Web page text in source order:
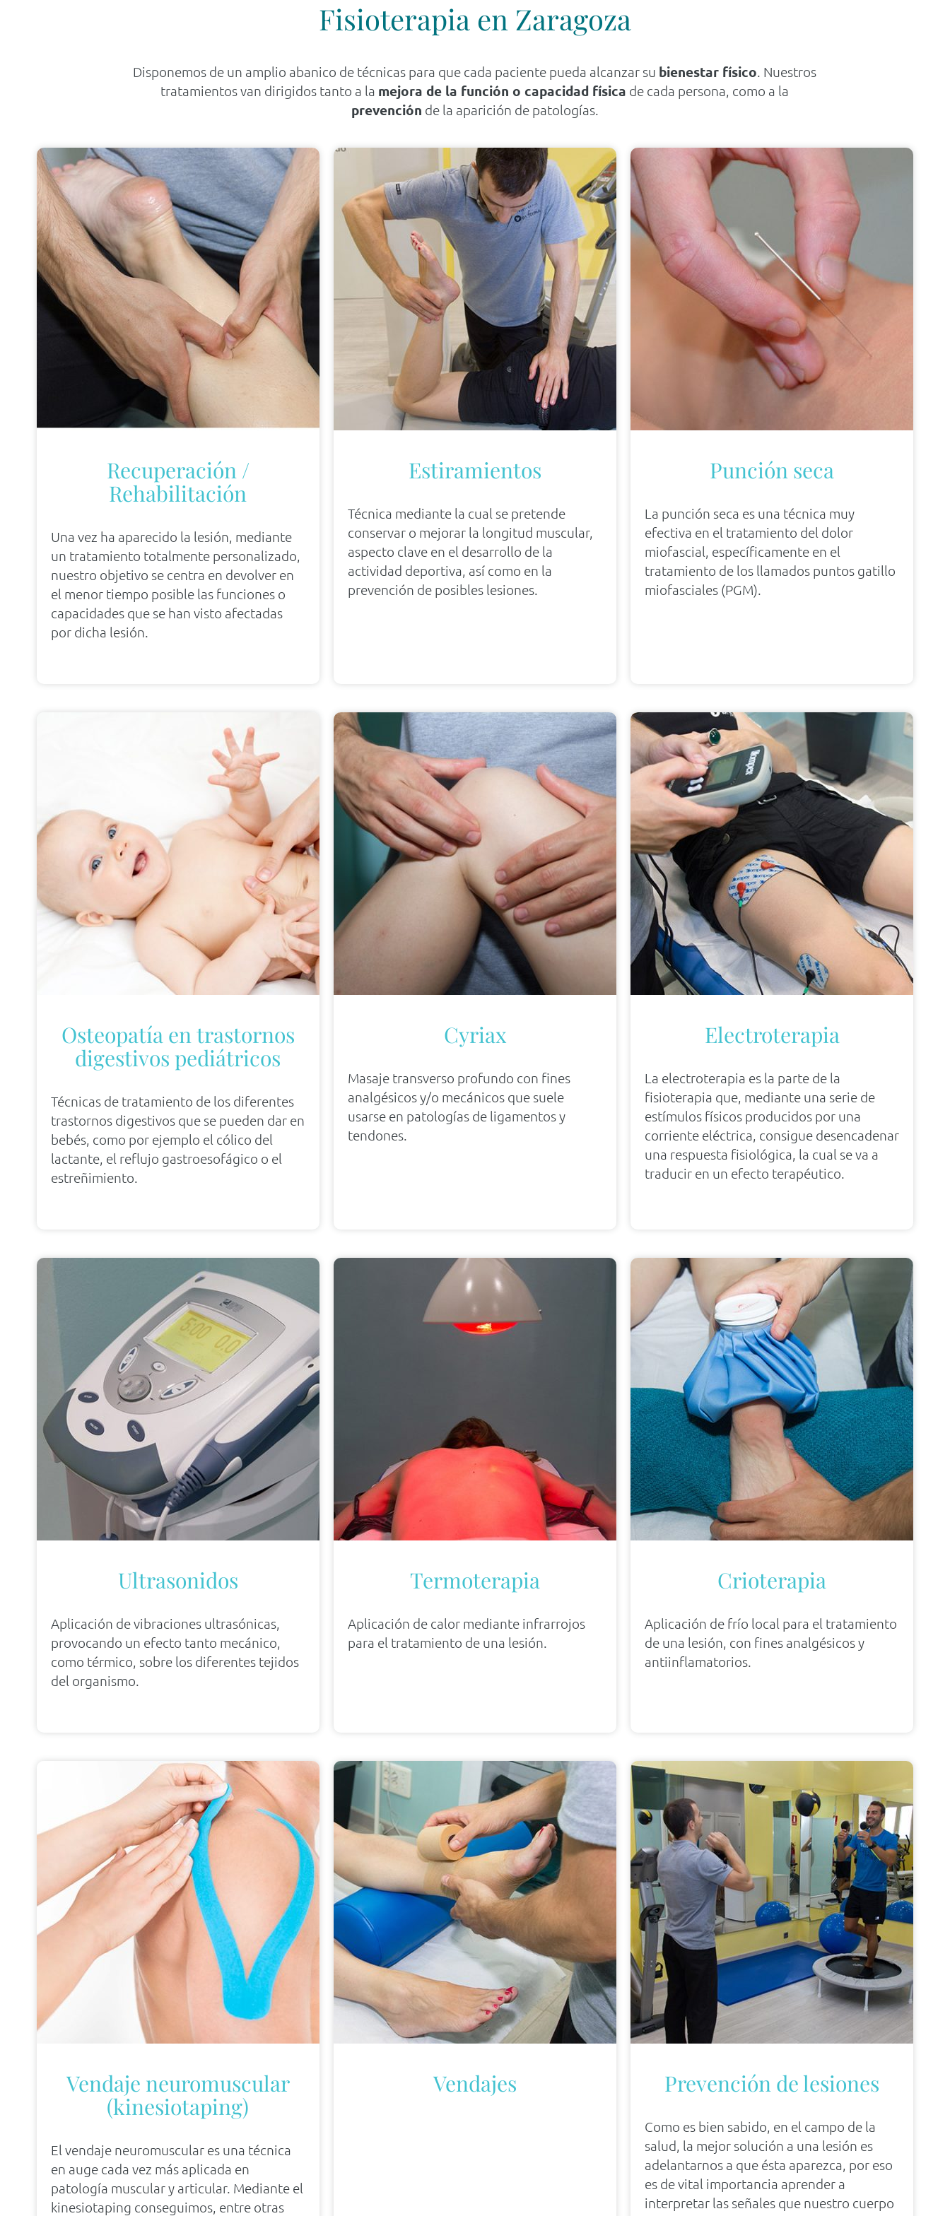
Fisioterapia en Zaragoza
Disponemos de un amplio abanico de técnicas para que cada paciente pueda alcanzar su bienestar físico. Nuestros
tratamientos van dirigidos tanto a la mejora de la función o capacidad física de cada persona, como a la
prevención de la aparición de patologías.
Recuperación /
Rehabilitación
Una vez ha aparecido la lesión, mediante
un tratamiento totalmente personalizado,
nuestro objetivo se centra en devolver en
el menor tiempo posible las funciones o
capacidades que se han visto afectadas
por dicha lesión.
Estiramientos
Técnica mediante la cual se pretende
conservar o mejorar la longitud muscular,
aspecto clave en el desarrollo de la
actividad deportiva, así como en la
prevención de posibles lesiones.
Punción seca
La punción seca es una técnica muy
efectiva en el tratamiento del dolor
miofascial, específicamente en el
tratamiento de los llamados puntos gatillo
miofasciales (PGM).
Osteopatía en trastornos
digestivos pediátricos
Técnicas de tratamiento de los diferentes
trastornos digestivos que se pueden dar en
bebés, como por ejemplo el cólico del
lactante, el reflujo gastroesofágico o el
estreñimiento.
Cyriax
Masaje transverso profundo con fines
analgésicos y/o mecánicos que suele
usarse en patologías de ligamentos y
tendones.
Electroterapia
La electroterapia es la parte de la
fisioterapia que, mediante una serie de
estímulos físicos producidos por una
corriente eléctrica, consigue desencadenar
una respuesta fisiológica, la cual se va a
traducir en un efecto terapéutico.
Ultrasonidos
Aplicación de vibraciones ultrasónicas,
provocando un efecto tanto mecánico,
como térmico, sobre los diferentes tejidos
del organismo.
Termoterapia
Aplicación de calor mediante infrarrojos
para el tratamiento de una lesión.
Crioterapia
Aplicación de frío local para el tratamiento
de una lesión, con fines analgésicos y
antiinflamatorios.
Vendaje neuromuscular
(kinesiotaping)
El vendaje neuromuscular es una técnica
en auge cada vez más aplicada en
patología muscular y articular. Mediante el
kinesiotaping conseguimos, entre otras
Vendajes Prevención de lesiones
Como es bien sabido, en el campo de la
salud, la mejor solución a una lesión es
adelantarnos a que ésta aparezca, por eso
es de vital importancia aprender a
interpretar las señales que nuestro cuerpo